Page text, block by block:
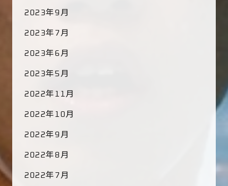
2023年9月
2023年7月
2023年6月
2023年5月
2022年11月
2022年10月
2022年9月
2022年8月
2022年7月